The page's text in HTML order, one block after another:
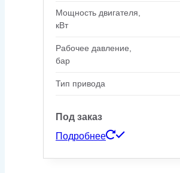
Мощность двигателя,
кВт
Рабочее давление,
бар
Тип привода
Под заказ
Подробнее